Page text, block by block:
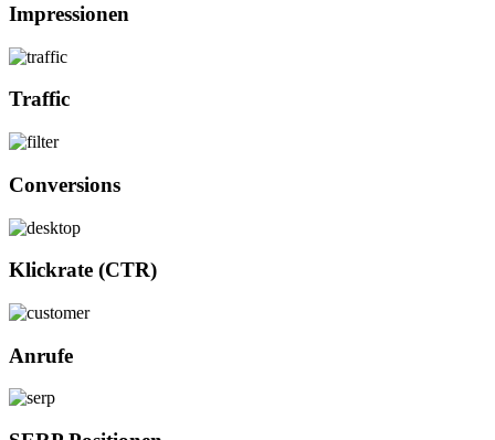
Impressionen
Traffic
Conversions
Klickrate (CTR)
Anrufe